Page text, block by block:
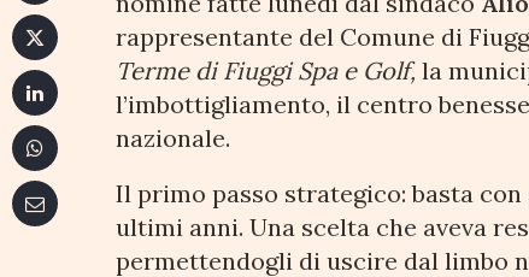
rappresentante del Comune di
Terme di Fiuggi Spa e Golf,la
l’imbottigliamento, il centro
nazionale.
Il primo passo strategico: basta
ultimi anni. Una scelta che aveva
permettendogli di uscire dal limbo